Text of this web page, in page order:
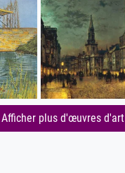
Afficher plus d'œuvres d'art